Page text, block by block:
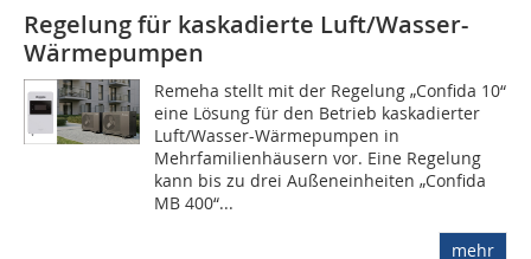
Regelung für kaskadierte Luft/Wasser-
Wärmepumpen
Remeha stellt mit der Regelung „Confida 10“
eine Lösung für den Betrieb kaskadierter
Luft/Wasser-Wärmepumpen in
Mehrfamilienhäusern vor. Eine Regelung
kann bis zu drei Außeneinheiten „Confida
MB 400“...
mehr